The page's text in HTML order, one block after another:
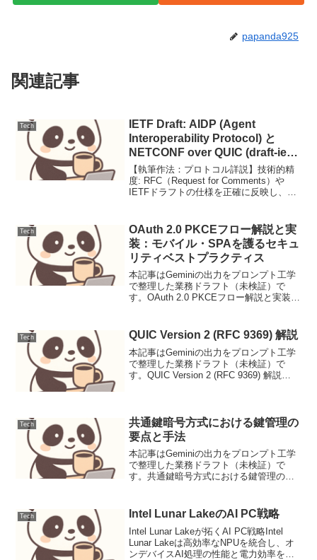
papanda925
関連記事
Tech
IETF Draft: AIDP (Agent
Interoperability Protocol) と
NETCONF over QUIC (draft-ietf-
netconf-netconf-over-quic)
【執筆作法：プロトコル詳説】技術的精
度: RFC（Request for Comments）や
IETFドラフトの仕様を正確に反映し、バ
ーケンスや階層構造はMerma...
Tech
OAuth 2.0 PKCEフロー解説と実
装：モバイル・SPAを護るセキュ
リティベストプラクティス
本記事はGeminiの出力をプロンプト工学
で整理した業務ドラフト（未検証）で
す。OAuth 2.0 PKCEフロー解説と実装：
ーナー（ユーザー）が自身のデー...
Tech QUIC Version 2 (RFC 9369) 解説
本記事はGeminiの出力をプロンプト工学
で整理した業務ドラフト（未検証）で
す。QUIC Version 2 (RFC 9369) 解説
Tech
共通鍵暗号方式における鍵管理の
要点と手法
本記事はGeminiの出力をプロンプト工学
で整理した業務ドラフト（未検証）で
す。共通鍵暗号方式における鍵管理の要
クル全体で安全性を確保するための重要
なプロセスであり、特...
Tech Intel Lunar LakeのAI PC戦略
Intel Lunar Lakeが拓くAI PC戦略Intel
Lunar Lakeは高効率なNPUを統合し、オ
ンデバイスAI処理の性能と電力効率を向